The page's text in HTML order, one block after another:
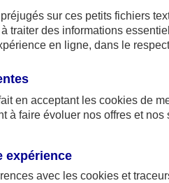
sur ces petits fichiers
traiter des informations
en ligne, dans le
en acceptant les cookies de
à faire évoluer nos offres et nos
expérience
avec les cookies et